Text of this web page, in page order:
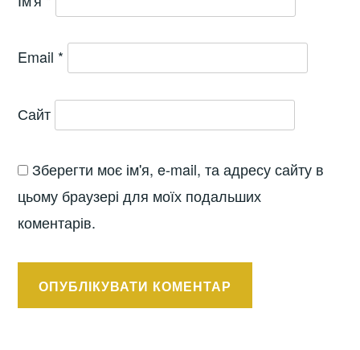
Email *
Сайт
Зберегти моє ім'я, e-mail, та адресу сайту в
цьому браузері для моїх подальших
коментарів.